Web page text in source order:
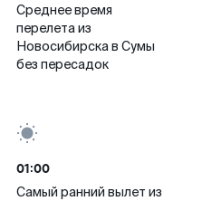
Среднее время
перелета из
Новосибирска в Сумы
без пересадок
01:00
Самый ранний вылет из